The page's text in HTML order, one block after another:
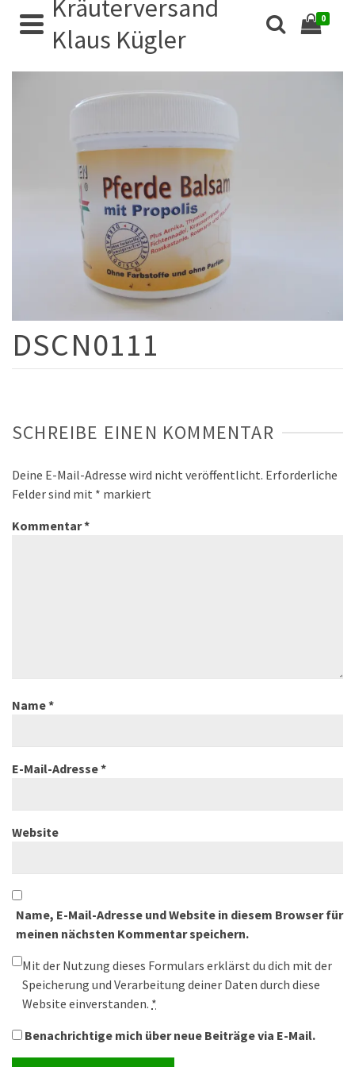
Kräuterversand
Klaus Kügler
0
DSCN0111
SCHREIBE EINEN KOMMENTAR
Deine E-Mail-Adresse wird nicht veröffentlicht. Erforderliche
Felder sind mit * markiert
Kommentar*
Name*
E-Mail-Adresse*
Website
Name, E-Mail-Adresse und Website in diesem Browser für
meinen nächsten Kommentar speichern.
Mit der Nutzung dieses Formulars erklärst du dich mit der
Speicherung und Verarbeitung deiner Daten durch diese
Website einverstanden. *
Benachrichtige mich über neue Beiträge via E-Mail.